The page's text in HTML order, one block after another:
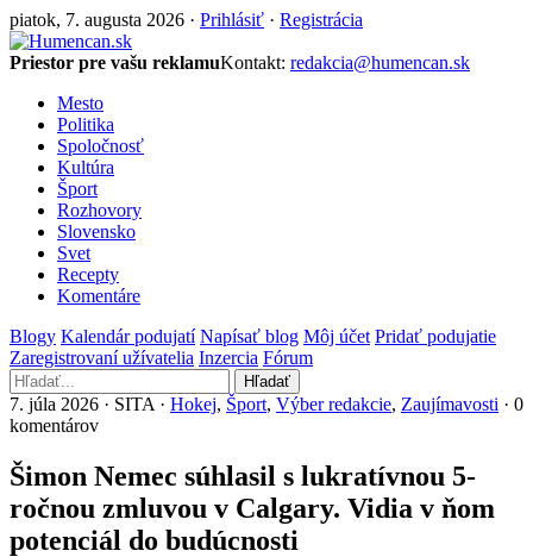
piatok, 7. augusta 2026 · Prihlásiť · Registrácia
Priestor pre vašu reklamuKontakt: redakcia@humencan.sk
Mesto
Politika
Spoločnosť
Kultúra
Šport
Rozhovory
Slovensko
Svet
Recepty
Komentáre
Blogy Kalendár podujatí Napísať blog Môj účet Pridať podujatie
Zaregistrovaní užívatelia Inzercia Fórum
Hľadať
7. júla 2026 · SITA · Hokej, Šport, Výber redakcie, Zaujímavosti · 0
komentárov
Šimon Nemec súhlasil s lukratívnou 5-
ročnou zmluvou v Calgary. Vidia v ňom
potenciál do budúcnosti